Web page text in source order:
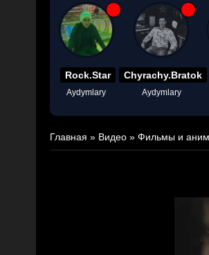
Rock.Star
Aydymlary
Chyrachy.Bratok
Aydymlary
Главная » Видео » Фильмы и